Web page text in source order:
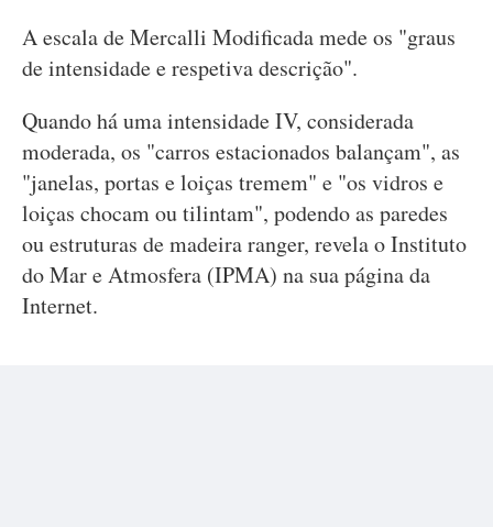
A escala de Mercalli Modificada mede os "graus
de intensidade e respetiva descrição".
Quando há uma intensidade IV, considerada
moderada, os "carros estacionados balançam", as
"janelas, portas e loiças tremem" e "os vidros e
loiças chocam ou tilintam", podendo as paredes
ou estruturas de madeira ranger, revela o Instituto
do Mar e Atmosfera (IPMA) na sua página da
Internet.